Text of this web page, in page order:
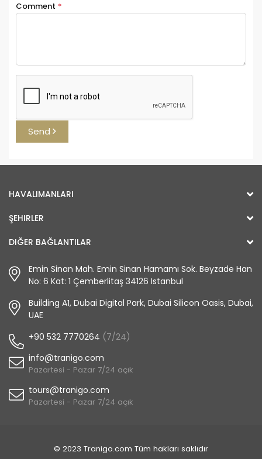
Comment *
Send
HAVALIMANLARI
ŞEHIRLER
DIĞER BAĞLANTILAR
Emin Sinan Mah. Emin Sinan Hamamı Sok. Beyzade Han
No: 6 Kat: 1 Çemberlitaş 34126 Istanbul
Building A1, Dubai Digital Park, Dubai Silicon Oasis, Dubai,
UAE
+90 532 7770264 (7/24)
info@tranigo.com
Pazartesi - Pazar 7/24 açık
tours@tranigo.com
Pazartesi - Pazar 7/24 açık
© 2023 Tranigo.com Tüm hakları saklıdır